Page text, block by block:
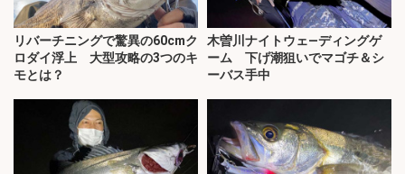
リバーチニングで驚異の60cmク
ロダイ浮上 大型攻略の3つのキ
モとは？
木曽川ナイトウェ―ディングゲ
ーム 下げ潮狙いでマゴチ＆シ
ーバス手中